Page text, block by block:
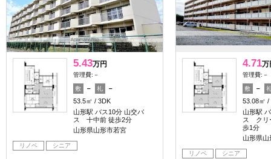
5.43万円
管理費:－
敷 － 礼
－
53.5㎡
3DK
山形駅 バス10分 山交バ
ス 十中前 徒歩2分
山形県山形市若宮
リノベ シニア
4.71万
管理費:－
敷 －
53.08㎡
山形駅
ス クリ
歩1分
山形県山
リノベ シニア